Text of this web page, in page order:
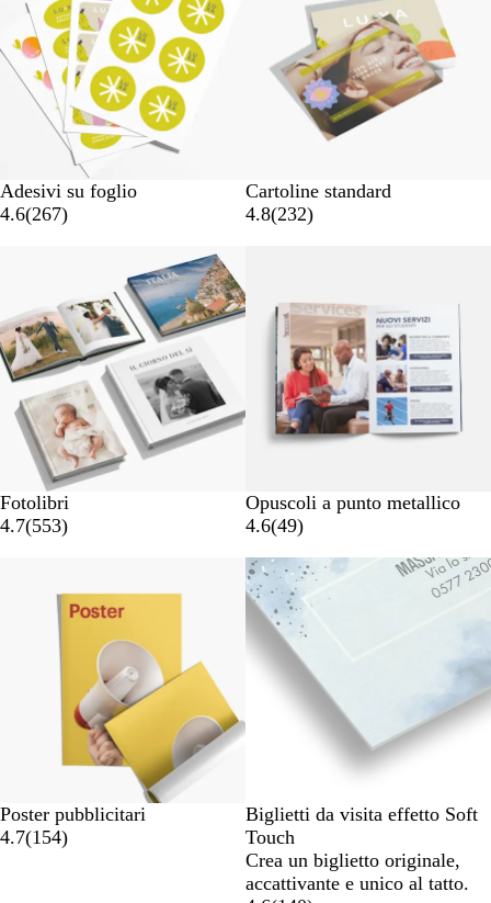
Adesivi su foglio
4.6(267)
Cartoline standard
4.8(232)
Fotolibri
4.7(553)
Opuscoli a punto metallico
4.6(49)
Poster pubblicitari
4.7(154)
Biglietti da visita effetto Soft
Touch
Crea un biglietto originale,
accattivante e unico al tatto.